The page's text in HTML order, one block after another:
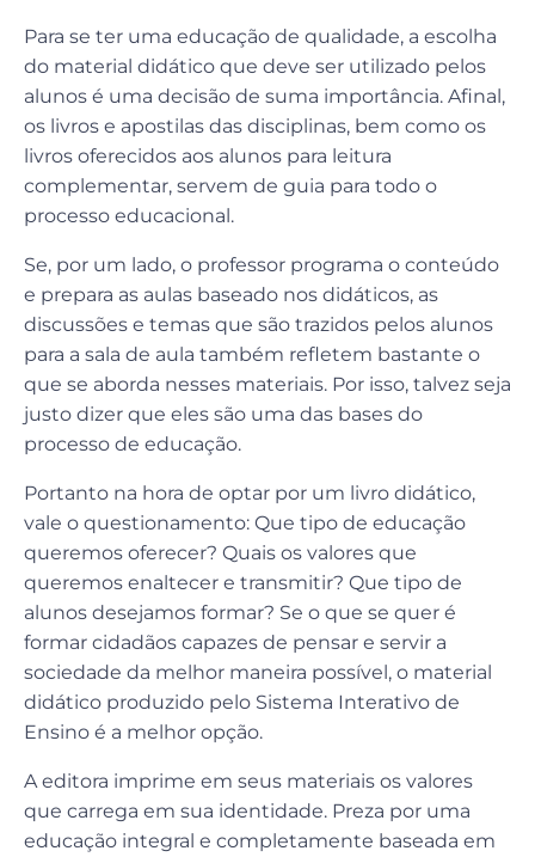
Para se ter uma educação de qualidade, a escolha
do material didático que deve ser utilizado pelos
alunos é uma decisão de suma importância. Afinal,
os livros e apostilas das disciplinas, bem como os
livros oferecidos aos alunos para leitura
complementar, servem de guia para todo o
processo educacional.
Se, por um lado, o professor programa o conteúdo
e prepara as aulas baseado nos didáticos, as
discussões e temas que são trazidos pelos alunos
para a sala de aula também refletem bastante o
que se aborda nesses materiais. Por isso, talvez seja
justo dizer que eles são uma das bases do
processo de educação.
Portanto na hora de optar por um livro didático,
vale o questionamento: Que tipo de educação
queremos oferecer? Quais os valores que
queremos enaltecer e transmitir? Que tipo de
alunos desejamos formar? Se o que se quer é
formar cidadãos capazes de pensar e servir a
sociedade da melhor maneira possível, o material
didático produzido pelo Sistema Interativo de
Ensino é a melhor opção.
A editora imprime em seus materiais os valores
que carrega em sua identidade. Preza por uma
educação integral e completamente baseada em